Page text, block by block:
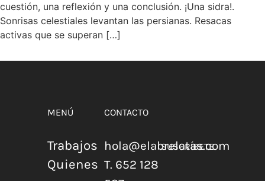
cuestión, una reflexión y una conclusión. ¡Una sidra!.
Sonrisas celestiales levantan las persianas. Resacas
activas que se superan […]
MENÚ
Trabajos
Quienes
CONTACTO
hola@elabrelatas.com
T. 652 128
SUSCRÍBETE